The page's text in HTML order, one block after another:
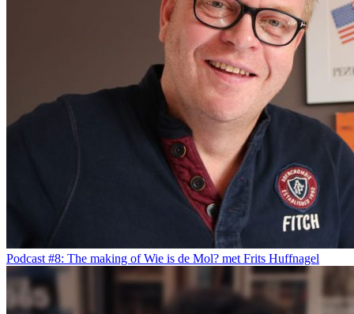
Podcast #8: The making of Wie is de Mol? met Frits Huffnagel